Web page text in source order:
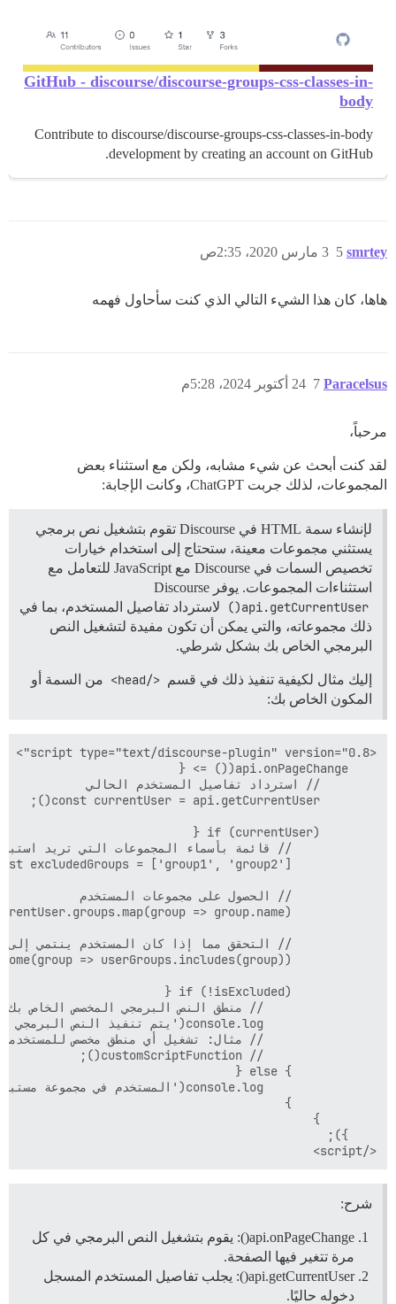
GitHub - discourse/discourse-groups-css-classes-in-
body
Contribute to discourse/discourse-groups-css-classes-in-body
development by creating an account on GitHub.
smrtey 3 مارس 2020، 2:35ص 5
هاها، كان هذا الشيء التالي الذي كنت سأحاول فهمه
Paracelsus 24 أكتوبر 2024، 5:28م 7
مرحباً،
لقد كنت أبحث عن شيء مشابه، ولكن مع استثناء بعض
المجموعات، لذلك جربت ChatGPT، وكانت الإجابة:
لإنشاء سمة HTML في Discourse تقوم بتشغيل نص برمجي
يستثني مجموعات معينة، ستحتاج إلى استخدام خيارات
تخصيص السمات في Discourse مع JavaScript للتعامل مع
استثناءات المجموعات. يوفر Discourse
api.getCurrentUser()
لاسترداد تفاصيل المستخدم، بما في
ذلك مجموعاته، والتي يمكن أن تكون مفيدة لتشغيل النص
البرمجي الخاص بك بشكل شرطي.
إليك مثال لكيفية تنفيذ ذلك في قسم </head>
من السمة أو
المكون الخاص بك:
</script>
شرح:
api.onPageChange(): يقوم بتشغيل النص البرمجي في كل
مرة تتغير فيها الصفحة.
api.getCurrentUser(): يجلب تفاصيل المستخدم المسجل
دخوله حاليًا.